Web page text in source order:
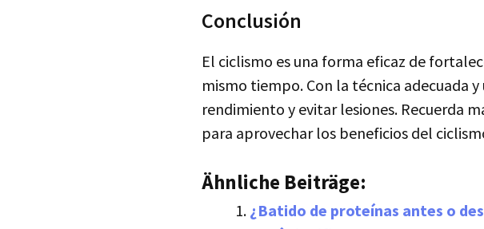
Conclusión
El ciclismo es una forma eficaz de
mismo tiempo. Con la técnica adecuada
rendimiento y evitar lesiones. Recuerda
para aprovechar los beneficios del
Ähnliche Beiträge:
¿Batido de proteínas antes o